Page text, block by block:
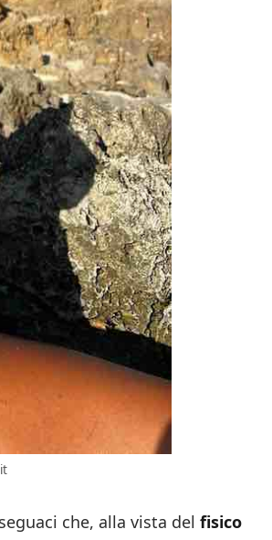
che, alla vista del fisico